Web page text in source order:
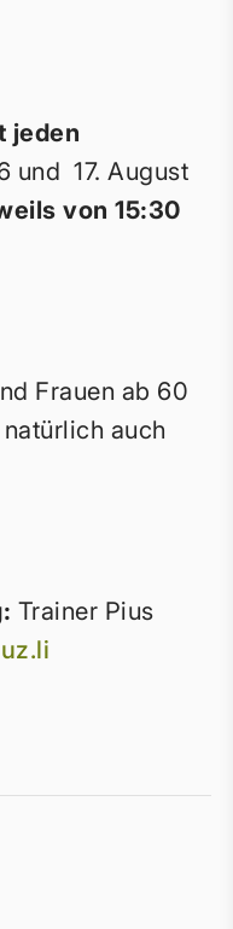
jeden
und 17. August
von 15:30
ab 60
auch
Trainer Pius